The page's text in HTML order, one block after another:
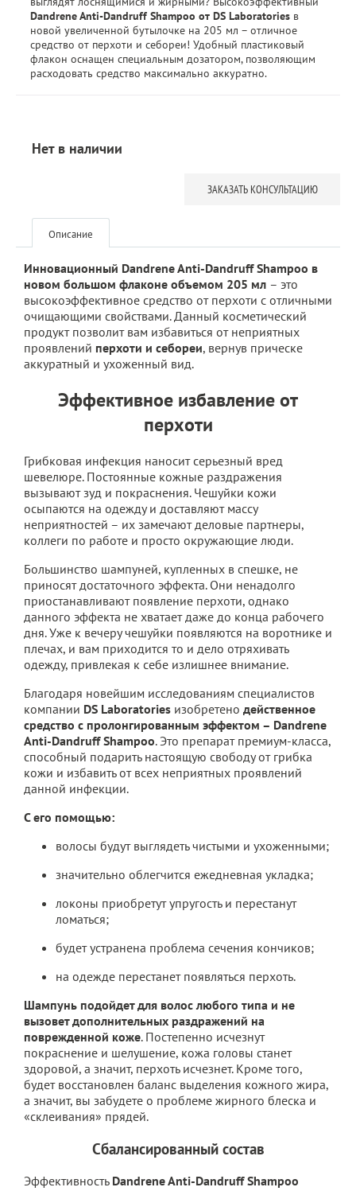
Dandrene Anti-Dandruff Shampoo от DS Laboratories в
новой увеличенной бутылочке на 205 мл – отличное
средство от перхоти и себореи! Удобный пластиковый
флакон оснащен специальным дозатором, позволяющим
расходовать средство максимально аккуратно.
Нет в наличии
ЗАКАЗАТЬ КОНСУЛЬТАЦИЮ
Описание
Инновационный Dandrene Anti-Dandruff Shampoo в
новом большом флаконе объемом 205 мл – это
высокоэффективное средство от перхоти с отличными
очищающими свойствами. Данный косметический
продукт позволит вам избавиться от неприятных
проявлений перхоти и себореи, вернув прическе
аккуратный и ухоженный вид.
Эффективное избавление от
перхоти
Грибковая инфекция наносит серьезный вред
шевелюре. Постоянные кожные раздражения
вызывают зуд и покраснения. Чешуйки кожи
осыпаются на одежду и доставляют массу
неприятностей – их замечают деловые партнеры,
коллеги по работе и просто окружающие люди.
Большинство шампуней, купленных в спешке, не
приносят достаточного эффекта. Они ненадолго
приостанавливают появление перхоти, однако
данного эффекта не хватает даже до конца рабочего
дня. Уже к вечеру чешуйки появляются на воротнике и
плечах, и вам приходится то и дело отряхивать
одежду, привлекая к себе излишнее внимание.
Благодаря новейшим исследованиям специалистов
компании DS Laboratories изобретено действенное
средство с пролонгированным эффектом – Dandrene
Anti-Dandruff Shampoo. Это препарат премиум-класса,
способный подарить настоящую свободу от грибка
кожи и избавить от всех неприятных проявлений
данной инфекции.
С его помощью:
волосы будут выглядеть чистыми и ухоженными;
значительно облегчится ежедневная укладка;
локоны приобретут упругость и перестанут
ломаться;
будет устранена проблема сечения кончиков;
на одежде перестанет появляться перхоть.
Шампунь подойдет для волос любого типа и не
вызовет дополнительных раздражений на
поврежденной коже. Постепенно исчезнут
покраснение и шелушение, кожа головы станет
здоровой, а значит, перхоть исчезнет. Кроме того,
будет восстановлен баланс выделения кожного жира,
а значит, вы забудете о проблеме жирного блеска и
«склеивания» прядей.
Сбалансированный состав
Эффективность Dandrene Anti-Dandruff Shampoo